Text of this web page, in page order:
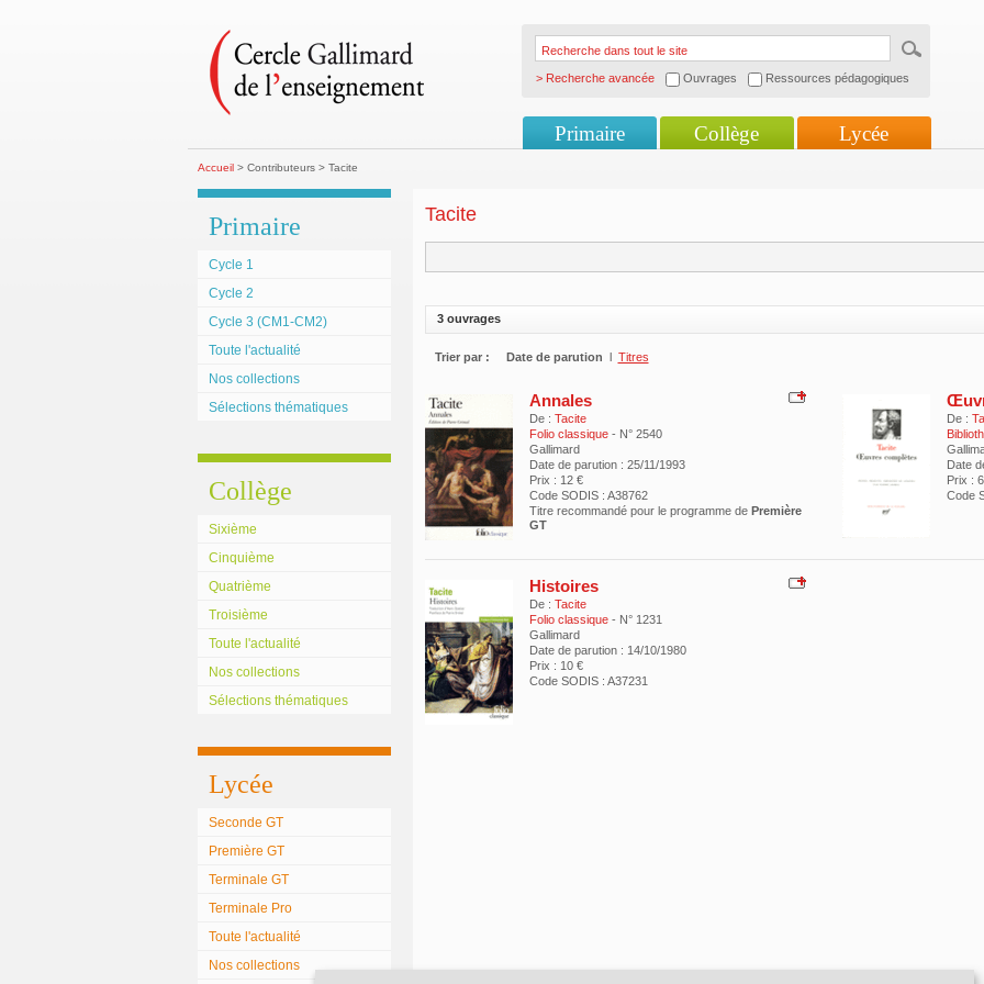
> Recherche avancée Ouvrages Ressources pédagogiques
Primaire Collège Lycée
Accueil> Contributeurs > Tacite
Primaire
Cycle 1
Cycle 2
Cycle 3 (CM1-CM2)
Toute l'actualité
Nos collections
Sélections thématiques
Collège
Sixième
Cinquième
Quatrième
Troisième
Toute l'actualité
Nos collections
Sélections thématiques
Lycée
Seconde GT
Première GT
Terminale GT
Terminale Pro
Toute l'actualité
Nos collections
Tacite
3 ouvrages
Trier par : Date de parution l Titres
Annales
De : Tacite
Folio classique - N° 2540
Gallimard
Date de parution : 25/11/1993
Prix : 12 €
Code SODIS : A38762
Titre recommandé pour le programme de Première
GT
De :
Date
Prix :
Code
Histoires
De : Tacite
Folio classique - N° 1231
Gallimard
Date de parution : 14/10/1980
Prix : 10 €
Code SODIS : A37231